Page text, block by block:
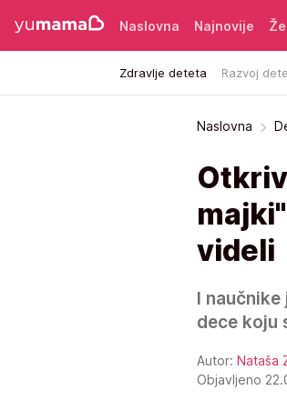
Naslovna Najnovije
Zdravlje deteta Razvoj
Naslovna
videli
I
dece koju
Autor: Nataša
Objavljeno